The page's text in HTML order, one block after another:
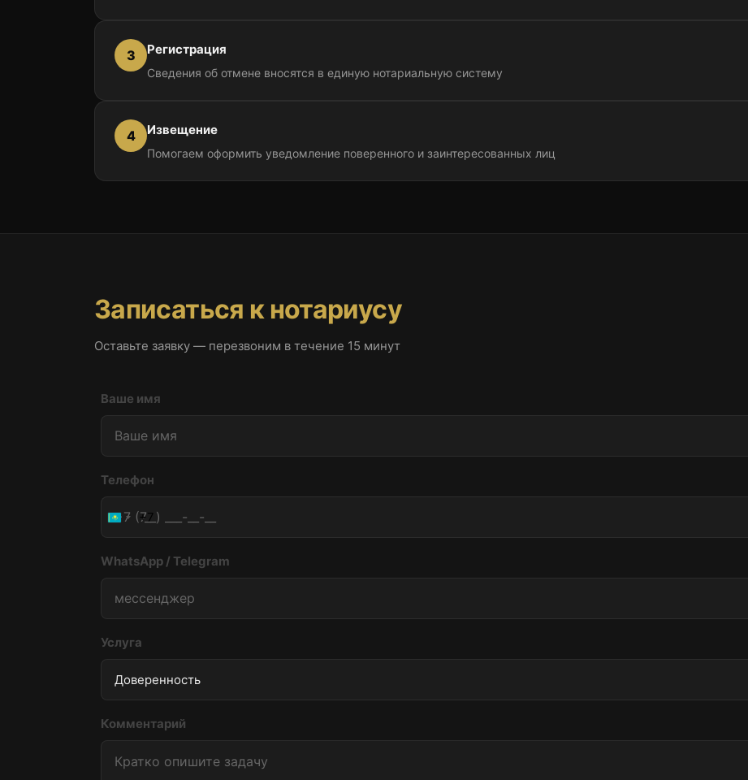
3 Регистрация
Сведения об отмене вносятся в единую нотариальную систему
4 Извещение
Помогаем оформить уведомление поверенного и заинтересованных лиц
Записаться к нотариусу
Оставьте заявку — перезвоним в течение 15 минут
Ваше имя
Телефон
Kazakhstan
+7
+7
WhatsApp / Telegram
Услуга
Комментарий